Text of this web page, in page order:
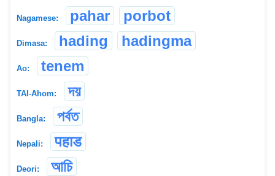
Nagamese: pahar porbot
Dimasa: hading hadingma
Ao: tenem
TAI-Ahom: দয়
Bangla: পৰ্বত
Nepali: पहाड
Deori: আচি